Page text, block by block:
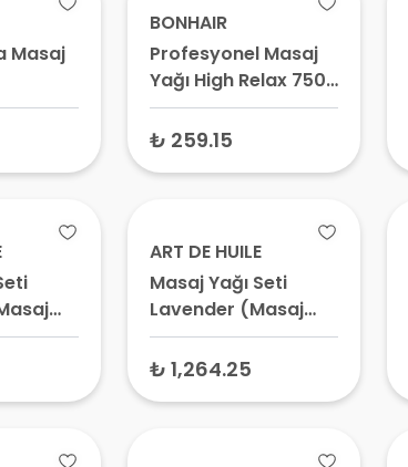
Masaj
BONHAIR
Profesyonel Masaj
Yağı High Relax 750
ml
₺ 259.15
2 ml)
ART DE HUILE
Masaj Yağı Seti
Lavender (Masaj
Yağı 100 ml +
Lavanta Yağı 2 ml)
₺ 1,264.25